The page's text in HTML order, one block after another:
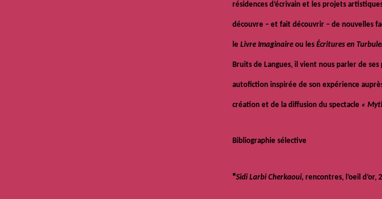
résidences d’écrivain et les projets
découvre – et fait découvrir – de nouvelles
le Livre Imaginaire ou les Écritures en
Bruits de Langues, il vient nous parler de
autofiction inspirée de son expérience
création et de la diffusion du spectacle «
Bibliographie sélective
•Sidi Larbi Cherkaoui, rencontres, l’oeil d’or,